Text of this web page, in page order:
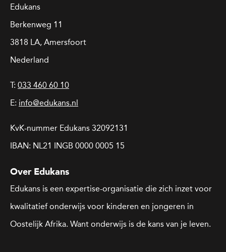
Edukans
Berkenweg 11
3818 LA, Amersfoort
Nederland
T: 033 460 60 10
E: info@edukans.nl
KvK-nummer Edukans 32092131
IBAN: NL21 INGB 0000 0005 15
Over Edukans
Edukans is een expertise-organisatie die zich inzet voor
kwalitatief onderwijs voor kinderen en jongeren in
Oostelijk Afrika. Want onderwijs is de kans van je leven.